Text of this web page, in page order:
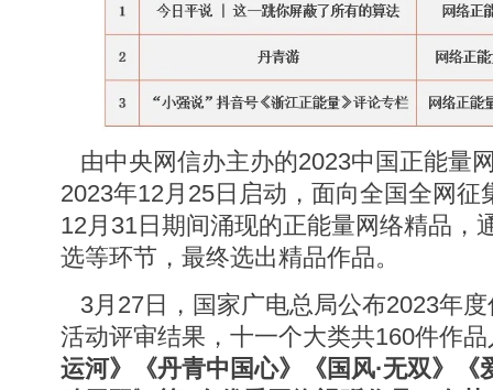
由中央网信办主办的2023中国正能量
2023年12月25日启动，面向全国全网征
12月31日期间涌现的正能量网络精品，
选等环节，最终选出精品作品。
3月27日，国家广电总局公布2023年
活动评审结果，十一个大类共160件作
运河》《丹青中国心》《国风·无双》